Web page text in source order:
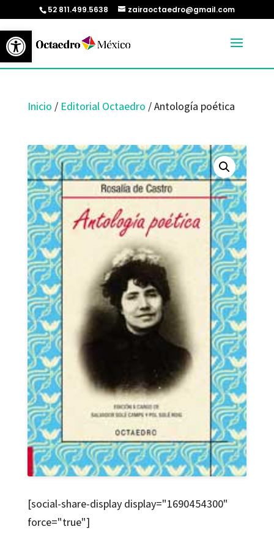
Abrir barra de herramientas
52 811.499.5638 zairaoctaedro@gmail.com
Inicio / Editorial Octaedro / Antología poética
[social-share-display display="1690454300"
force="true"]